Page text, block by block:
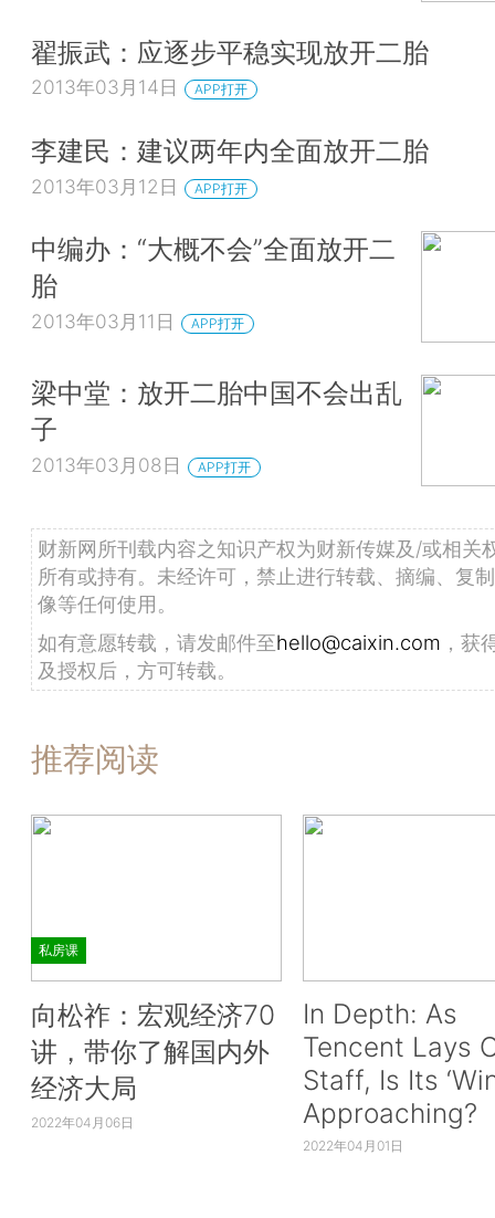
翟振武：应逐步平稳实现放开二胎
2013年03月14日 APP打开
李建民：建议两年内全面放开二胎
2013年03月12日 APP打开
中编办：“大概不会”全面放开二
胎
2013年03月11日 APP打开
梁中堂：放开二胎中国不会出乱
子
2013年03月08日 APP打开
财新网所刊载内容之知识产权为财新传媒及/或相关
所有或持有。未经许可，禁止进行转载、摘编、复
像等任何使用。
如有意愿转载，请发邮件至hello@caixin.com ，获
及授权后，方可转载。
推荐阅读
私房课
向松祚：宏观经济70
讲，带你了解国内外
经济大局
2022年04月06日
In Depth: As
Tencent Lays
Staff, Is Its
Approaching?
2022年04月01日